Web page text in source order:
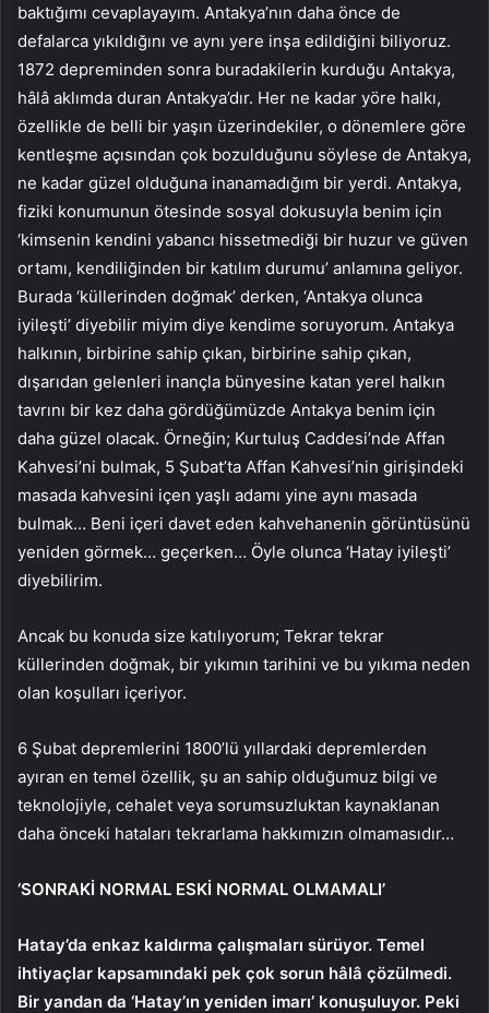
baktığımı cevaplayayım. Antakya’nın daha önce de
defalarca yıkıldığını ve aynı yere inşa edildiğini biliyoruz.
1872 depreminden sonra buradakilerin kurduğu Antakya,
hâlâ aklımda duran Antakya’dır. Her ne kadar yöre halkı,
özellikle de belli bir yaşın üzerindekiler, o dönemlere göre
kentleşme açısından çok bozulduğunu söylese de Antakya,
ne kadar güzel olduğuna inanamadığım bir yerdi. Antakya,
fiziki konumunun ötesinde sosyal dokusuyla benim için
‘kimsenin kendini yabancı hissetmediği bir huzur ve güven
ortamı, kendiliğinden bir katılım durumu’ anlamına geliyor.
Burada ‘küllerinden doğmak’ derken, ‘Antakya olunca
iyileşti’ diyebilir miyim diye kendime soruyorum. Antakya
halkının, birbirine sahip çıkan, birbirine sahip çıkan,
dışarıdan gelenleri inançla bünyesine katan yerel halkın
tavrını bir kez daha gördüğümüzde Antakya benim için
daha güzel olacak. Örneğin; Kurtuluş Caddesi’nde Affan
Kahvesi’ni bulmak, 5 Şubat’ta Affan Kahvesi’nin girişindeki
masada kahvesini içen yaşlı adamı yine aynı masada
bulmak… Beni içeri davet eden kahvehanenin görüntüsünü
yeniden görmek… geçerken… Öyle olunca ‘Hatay iyileşti’
diyebilirim.
Ancak bu konuda size katılıyorum; Tekrar tekrar
küllerinden doğmak, bir yıkımın tarihini ve bu yıkıma neden
olan koşulları içeriyor.
6 Şubat depremlerini 1800’lü yıllardaki depremlerden
ayıran en temel özellik, şu an sahip olduğumuz bilgi ve
teknolojiyle, cehalet veya sorumsuzluktan kaynaklanan
daha önceki hataları tekrarlama hakkımızın olmamasıdır…
‘SONRAKİ NORMAL ESKİ NORMAL OLMAMALI’
Hatay’da enkaz kaldırma çalışmaları sürüyor. Temel
ihtiyaçlar kapsamındaki pek çok sorun hâlâ çözülmedi.
Bir yandan da ‘Hatay’ın yeniden imarı’ konuşuluyor. Peki